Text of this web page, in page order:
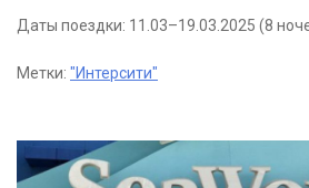
Даты поездки: 11.03–19.03.2025 (8
Метки: "Интерсити"